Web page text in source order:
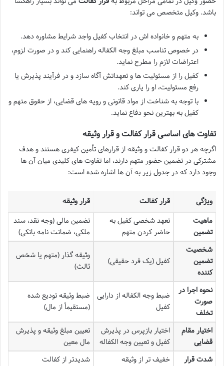
باشد. وکیل متخصص می تواند:
به متهم و خانواده اش در انتخاب کفیل واجد شرایط مشاوره دهد.
در خصوص تناسب مبلغ وجه الکفاله راهنمایی کند و در صورت لزوم،
اعتراضات لازم را مطرح نماید.
کفیل را از مسئولیت ها و تعهداتش آگاه سازد و در فرآیند پذیرش یا
رفع مسئولیت، او را یاری کند.
با توجه به شناخت از مواد قانونی و رویه های قضایی، از حقوق متهم و
کفیل به بهترین نحو دفاع نماید.
تفاوت های اساسی قرار کفالت و قرار وثیقه
اگرچه هر دو قرار کفالت و وثیقه از قرارهای تأمین کیفری هستند و هدف
مشترکی در تضمین حضور متهم دارند، اما تفاوت های کلیدی میان آن ها
وجود دارد که در جدول زیر به آن ها اشاره شده است:
ویژگی قرار کفالت
قرار وثیقه
ماهیت
تضمین
تعهد شخصی کفیل به
حاضر کردن متهم
تضمین مالی (وجه نقد، سند
ملکی، ضمانت نامه بانکی)
شخصیت
تضمین
کننده
کفیل (یک فرد حقیقی)
وثیقه گذار (متهم یا شخص
ثالث)
نحوه اجرا در
صورت
تخلف
ضبط وجه الکفاله از دارایی
کفیل
ضبط وثیقه تودیع شده
(مستقیماً از مال)
اختیار مقام
قضایی
اختیار بازپرس در پذیرش
کفیل و تعیین وجه الکفاله
تعیین مبلغ وثیقه و پذیرش
مال معین
شدت قرار
خفیف تر از وثیقه شدیدتر از کفالت